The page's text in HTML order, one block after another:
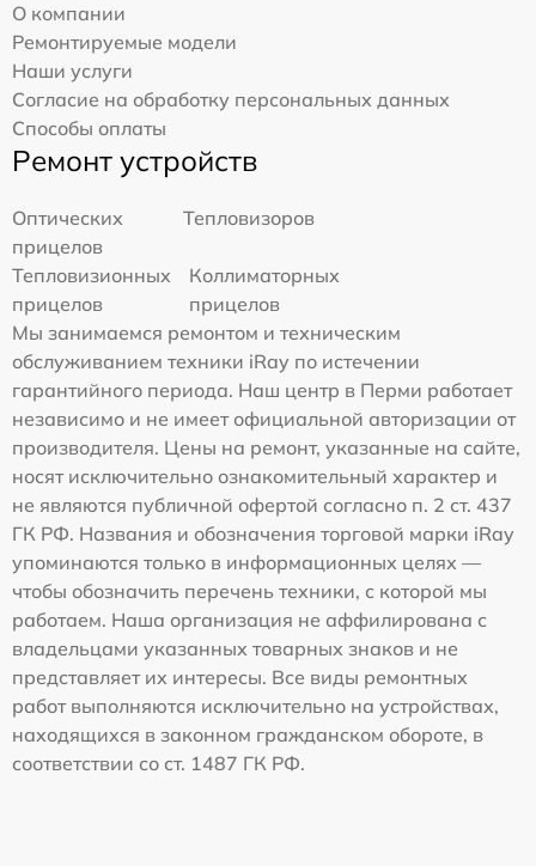
О компании
Ремонтируемые модели
Наши услуги
Согласие на обработку персональных данных
Способы оплаты
Ремонт устройств
Оптических
прицелов
Тепловизоров
Тепловизионных
прицелов
Коллиматорных
прицелов
Мы занимаемся ремонтом и техническим
обслуживанием техники iRay по истечении
гарантийного периода. Наш центр в Перми работает
независимо и не имеет официальной авторизации от
производителя. Цены на ремонт, указанные на сайте,
носят исключительно ознакомительный характер и
не являются публичной офертой согласно п. 2 ст. 437
ГК РФ. Названия и обозначения торговой марки iRay
упоминаются только в информационных целях —
чтобы обозначить перечень техники, с которой мы
работаем. Наша организация не аффилирована с
владельцами указанных товарных знаков и не
представляет их интересы. Все виды ремонтных
работ выполняются исключительно на устройствах,
находящихся в законном гражданском обороте, в
соответствии со ст. 1487 ГК РФ.